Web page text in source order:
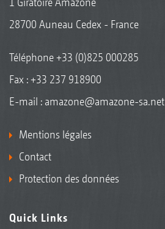
28700 Auneau Cedex - France
Téléphone+33 (0)825 000285
Fax : +33 237 918900
E-mail : amazone@amazone-sa.net
Mentions légales
Contact
Protection des données
Quick Links